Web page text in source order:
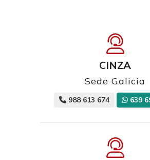
CINZA
Sede Galicia
988 613 674 639